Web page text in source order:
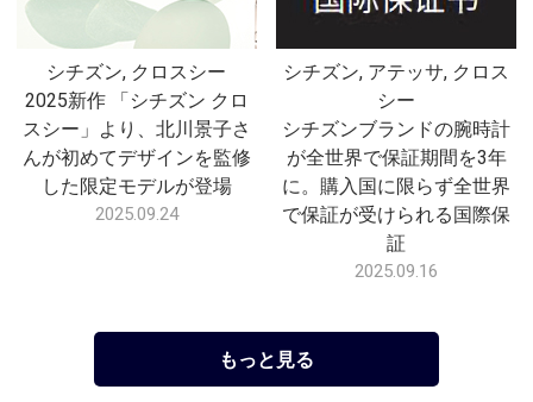
シチズン, クロスシー
2025新作 「シチズン クロ
スシー」より、北川景子さ
んが初めてデザインを監修
した限定モデルが登場
2025.09.24
シチズン, アテッサ, クロス
シー
シチズンブランドの腕時計
が全世界で保証期間を3年
に。購入国に限らず全世界
で保証が受けられる国際保
証
2025.09.16
もっと見る